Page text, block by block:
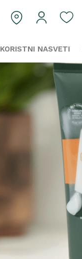
KORISTNI NASVETI